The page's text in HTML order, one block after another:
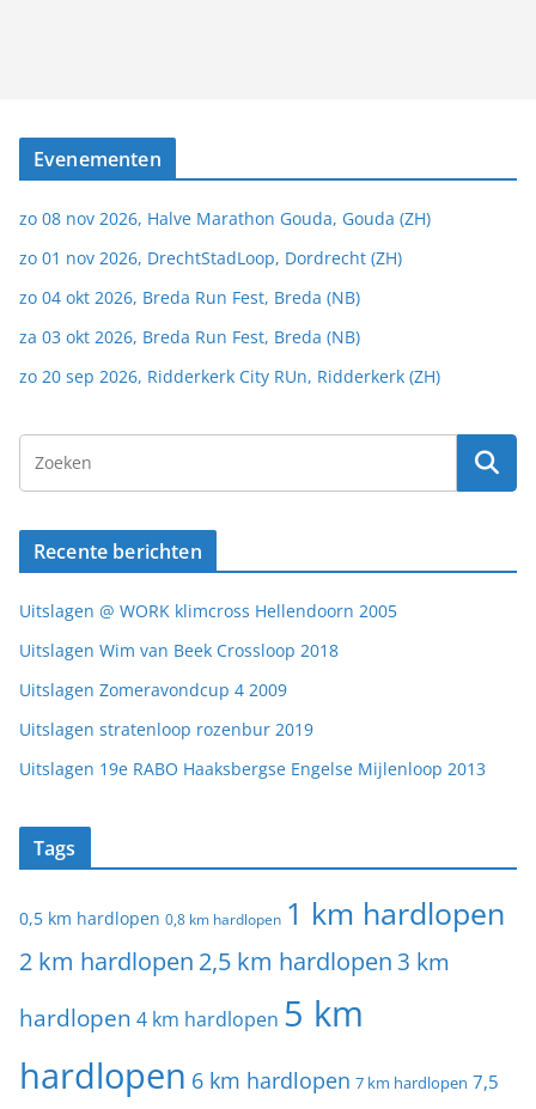
Evenementen
zo 08 nov 2026, Halve Marathon Gouda, Gouda (ZH)
zo 01 nov 2026, DrechtStadLoop, Dordrecht (ZH)
zo 04 okt 2026, Breda Run Fest, Breda (NB)
za 03 okt 2026, Breda Run Fest, Breda (NB)
zo 20 sep 2026, Ridderkerk City RUn, Ridderkerk (ZH)
Recente berichten
Uitslagen @ WORK klimcross Hellendoorn 2005
Uitslagen Wim van Beek Crossloop 2018
Uitslagen Zomeravondcup 4 2009
Uitslagen stratenloop rozenbur 2019
Uitslagen 19e RABO Haaksbergse Engelse Mijlenloop 2013
Tags
0,5 km hardlopen 0,8 km hardlopen 1 km hardlopen
2 km hardlopen 2,5 km hardlopen 3 km
hardlopen 4 km hardlopen 5 km
hardlopen 6 km hardlopen 7 km hardlopen 7,5